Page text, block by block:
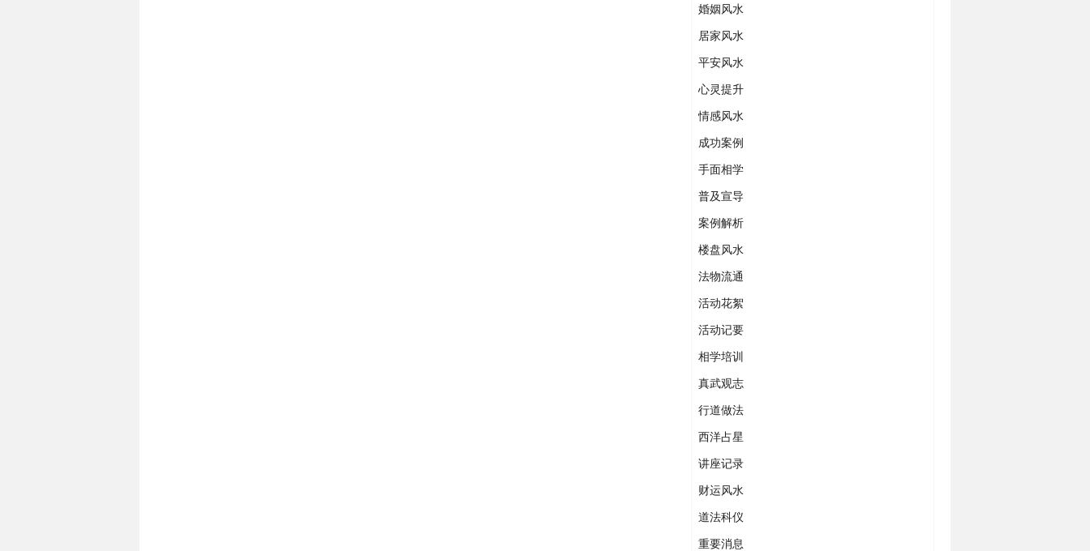
婚姻风水
居家风水
平安风水
心灵提升
情感风水
成功案例
手面相学
普及宣导
案例解析
楼盘风水
法物流通
活动花絮
活动记要
相学培训
真武观志
行道做法
西洋占星
讲座记录
财运风水
道法科仪
重要消息